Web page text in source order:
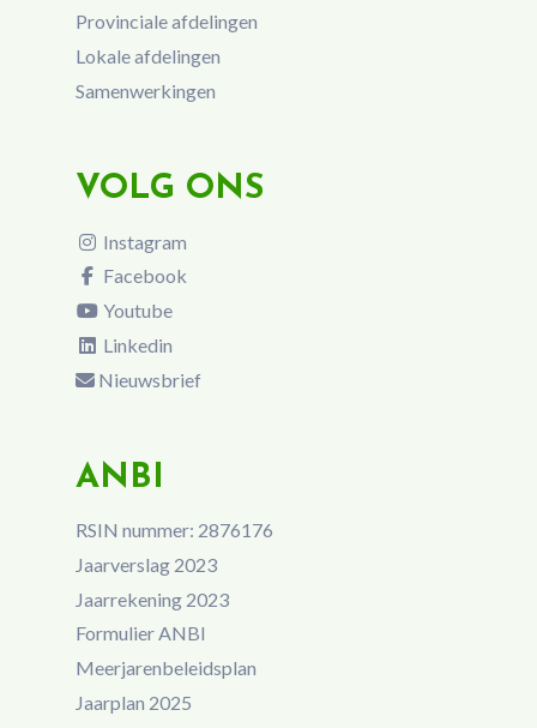
Provinciale afdelingen
Lokale afdelingen
Samenwerkingen
VOLG ONS
Instagram
Facebook
Youtube
Linkedin
Nieuwsbrief
ANBI
RSIN nummer: 2876176
Jaarverslag 2023
Jaarrekening 2023
Formulier ANBI
Meerjarenbeleidsplan
Jaarplan 2025